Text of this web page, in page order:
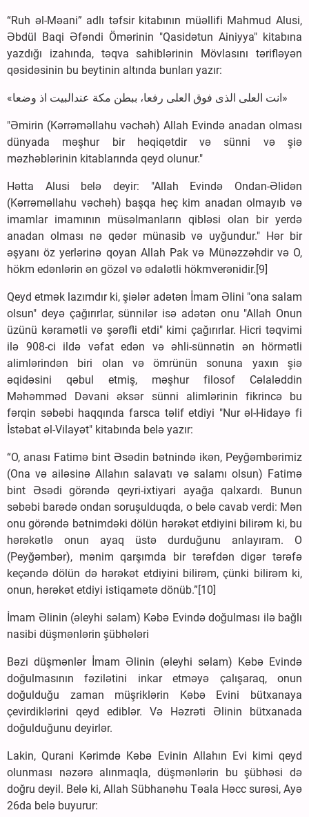
“Ruh əl-Məani” adlı təfsir kitabının müəllifi Mahmud Alusi,
Əbdül Baqi Əfəndi Ömərinin "Qasidətun Ainiyya" kitabına
yazdığı izahında, təqva sahiblərinin Mövlasını tərifləyən
qəsidəsinin bu beytinin altında bunları yazır:
«انت العلی الذی فوق العلی رفعا، ببطن مکة عندالبیت اذ وضعا»
"Əmirin (Kərrəməllahu vəchəh) Allah Evində anadan olması
dünyada məşhur bir həqiqətdir və sünni və şiə
məzhəblərinin kitablarında qeyd olunur."
Hətta Alusi belə deyir: "Allah Evində Ondan-Əlidən
(Kərrəməllahu vəchəh) başqa heç kim anadan olmayıb və
imamlar imamının müsəlmanların qibləsi olan bir yerdə
anadan olması nə qədər münasib və uyğundur." Hər bir
əşyanı öz yerlərinə qoyan Allah Pak və Münəzzəhdir və O,
hökm edənlərin ən gözəl və ədalətli hökmverənidir.[9]
Qeyd etmək lazımdır ki, şiələr adətən İmam Əlini "ona salam
olsun" deyə çağırırlar, sünnilər isə adətən onu "Allah Onun
üzünü kəramətli və şərəfli etdi" kimi çağırırlar. Hicri təqvimi
ilə 908-ci ildə vəfat edən və əhli-sünnətin ən hörmətli
alimlərindən biri olan və ömrünün sonuna yaxın şiə
əqidəsini qəbul etmiş, məşhur filosof Cəlaləddin
Məhəmməd Dəvani əksər sünni alimlərinin fikrincə bu
fərqin səbəbi haqqında farsca təlif etdiyi "Nur əl-Hidayə fi
İstəbat əl-Vilayət" kitabında belə yazır:
“O, anası Fatimə bint Əsədin bətnində ikən, Peyğəmbərimiz
(Ona və ailəsinə Allahın salavatı və salamı olsun) Fatimə
bint Əsədi görəndə qeyri-ixtiyari ayağa qalxardı. Bunun
səbəbi barədə ondan soruşulduqda, o belə cavab verdi: Mən
onu görəndə bətnimdəki dölün hərəkət etdiyini bilirəm ki, bu
hərəkətlə onun ayaq üstə durduğunu anlayıram. O
(Peyğəmbər), mənim qarşımda bir tərəfdən digər tərəfə
keçəndə dölün də hərəkət etdiyini bilirəm, çünki bilirəm ki,
onun, hərəkət etdiyi istiqamətə dönüb.”[10]
İmam Əlinin (əleyhi səlam) Kəbə Evində doğulması ilə bağlı
nasibi düşmənlərin şübhələri
Bəzi düşmənlər İmam Əlinin (əleyhi səlam) Kəbə Evində
doğulmasının fəzilətini inkar etməyə çalışaraq, onun
doğulduğu zaman müşriklərin Kəbə Evini bütxanaya
çevirdiklərini qeyd ediblər. Və Həzrəti Əlinin bütxanada
doğulduğunu deyirlər.
Lakin, Qurani Kərimdə Kəbə Evinin Allahın Evi kimi qeyd
olunması nəzərə alınmaqla, düşmənlərin bu şübhəsi də
doğru deyil. Belə ki, Allah Sübhanəhu Təala Həcc surəsi, Ayə
26da belə buyurur: